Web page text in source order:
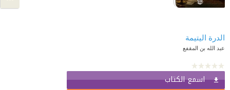
الدرة اليتيمة
عبد الله بن المقفع
اسمع الكتاب